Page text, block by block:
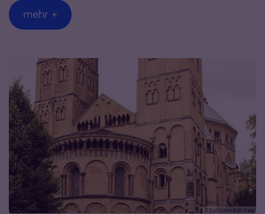
mehr +
© Erzbistum Köln Barg